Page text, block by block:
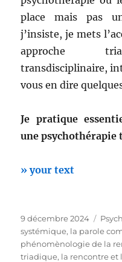
place mais pas
j’insiste, je mets
approche
transdisciplinaire,
vous en dire
Je pratique
une psychothérapie
» your text
Publié
le
9 décembre 2024
systémique, la parole
phénomènologie de la
triadique, la rencontre et